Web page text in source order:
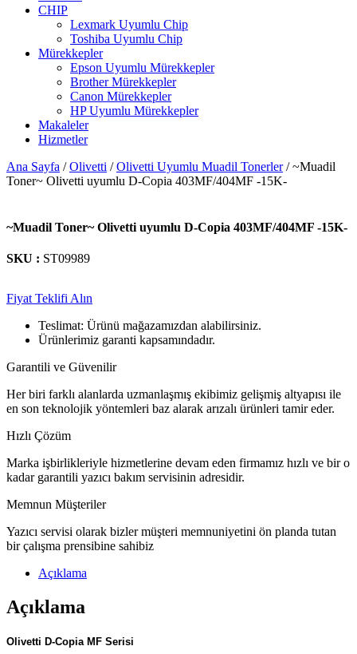
CHIP
Lexmark Uyumlu Chip
Toshiba Uyumlu Chip
Mürekkepler
Epson Uyumlu Mürekkepler
Brother Mürekkepler
Canon Mürekkepler
HP Uyumlu Mürekkepler
Makaleler
Hizmetler
Ana Sayfa /Olivetti /Olivetti Uyumlu Muadil Tonerler/ ~Muadil
Toner~ Olivetti uyumlu D-Copia 403MF/404MF -15K-
~Muadil Toner~ Olivetti uyumlu D-Copia 403MF/404MF -15K-
SKU : ST09989
Fiyat Teklifi Alın
Teslimat: Ürünü mağazamızdan alabilirsiniz.
Ürünlerimiz garanti kapsamındadır.
Garantili ve Güvenilir
Her biri farklı alanlarda uzmanlaşmış ekibimiz gelişmiş altyapısı ile
en son teknolojik yöntemleri baz alarak arızalı ürünleri tamir eder.
Hızlı Çözüm
Marka işbirlikleriyle hizmetlerine devam eden firmamız hızlı ve bir o
kadar garantili yazıcı bakım servisinin adresidir.
Memnun Müşteriler
Yazıcı servisi olarak bizler müşteri memnuniyetini ön planda tutan
bir çalışma prensibine sahibiz
Açıklama
Açıklama
Olivetti D-Copia MF Serisi